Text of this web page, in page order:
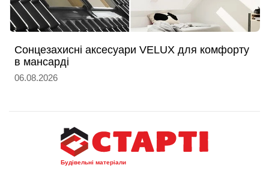
Сонцезахисні аксесуари VELUX для комфорту
в мансарді
06.08.2026
Будівельні матеріали